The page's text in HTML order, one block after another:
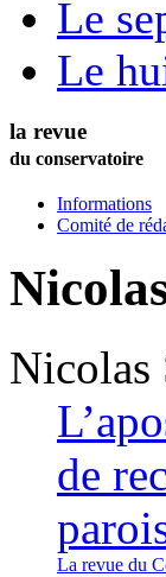
Le
Le
la revue
du conservatoire
Informations
Comité de
Nicolas
de
La revue du